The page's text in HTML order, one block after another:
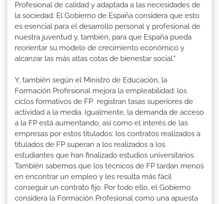
Profesional de calidad y adaptada a las necesidades de
la sociedad. El Gobierno de España considera que esto
es esencial para el desarrollo personal y profesional de
nuestra juventud y, también, para que España pueda
reorientar su modelo de crecimiento económico y
alcanzar las más altas cotas de bienestar social."
Y, también según el Ministro de Educación, la
Formación Profesional mejora la empleabilidad: los
ciclos formativos de FP registran tasas superiores de
actividad a la media. Igualmente, la demanda de acceso
a la FP está aumentando, así como el interés de las
empresas por estos titulados: los contratos realizados a
titulados de FP superan a los realizados a los
estudiantes que han finalizado estudios universitarios.
También sabemos que los técnicos de FP tardan menos
en encontrar un empleo y les resulta más fácil
conseguir un contrato fijo. Por todo ello, el Gobierno
considera la Formación Profesional como una apuesta